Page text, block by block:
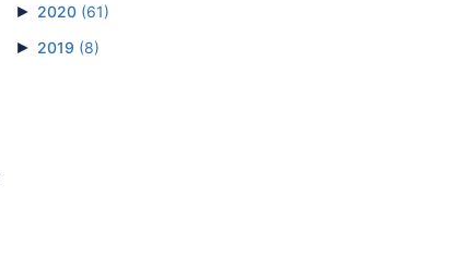
► 2020 (61)
► 2019 (8)